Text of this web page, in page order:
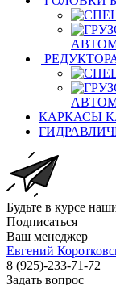
КАРКАСЫ
Будьте в курсе
Подписаться
Ваш менеджер
Евгений
8 (925)-233-71-72
Задать вопрос